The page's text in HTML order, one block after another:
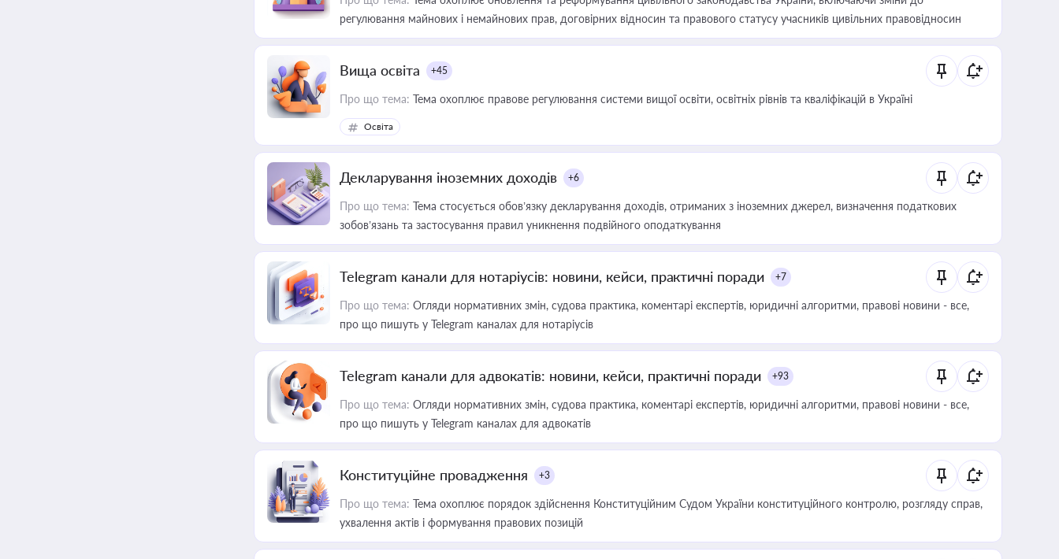
регулювання майнових і немайнових прав, договірних відносин та правового статусу учасників цивільних правовідносин
Вища освіта +45
Про що тема: Тема охоплює правове регулювання системи вищої освіти, освітніх рівнів та кваліфікацій в Україні
Освіта
Декларування іноземних доходів +6
Про що тема: Тема стосується обов’язку декларування доходів, отриманих з іноземних джерел, визначення податкових
зобов’язань та застосування правил уникнення подвійного оподаткування
Telegram канали для нотаріусів: новини, кейси, практичні поради +7
Про що тема: Огляди нормативних змін, судова практика, коментарі експертів, юридичні алгоритми, правові новини - все,
про що пишуть у Telegram каналах для нотаріусів
Telegram канали для адвокатів: новини, кейси, практичні поради +93
Про що тема: Огляди нормативних змін, судова практика, коментарі експертів, юридичні алгоритми, правові новини - все,
про що пишуть у Telegram каналах для адвокатів
Конституційне провадження +3
Про що тема: Тема охоплює порядок здійснення Конституційним Судом України конституційного контролю, розгляду справ,
ухвалення актів і формування правових позицій